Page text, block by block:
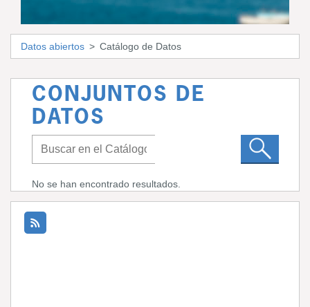
Datos abiertos Catálogo de Datos
CONJUNTOS DE
DATOS
No se han encontrado resultados.